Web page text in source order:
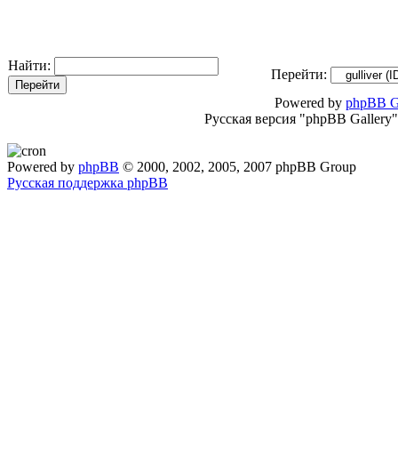
Найти:
Перейти:
Powered by phpBB
Русская версия "phpBB
Powered by phpBB © 2000, 2002, 2005, 2007 phpBB Group
Русская поддержка phpBB